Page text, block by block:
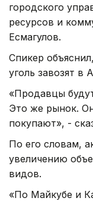
городского
ресурсов и
Есмагулов.
Спикер
уголь завозят в
«Продавцы
Это же рынок.
покупают», -
По его словам,
увеличению
видов.
«По Майкубе и